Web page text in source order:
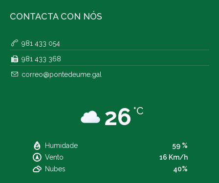
CONTACTA CON NÓS
981 433 054
981 433 368
correo@pontedeume.gal
26 °C
Humidade
59 %
Vento
16 Km/h
Nubes
40%